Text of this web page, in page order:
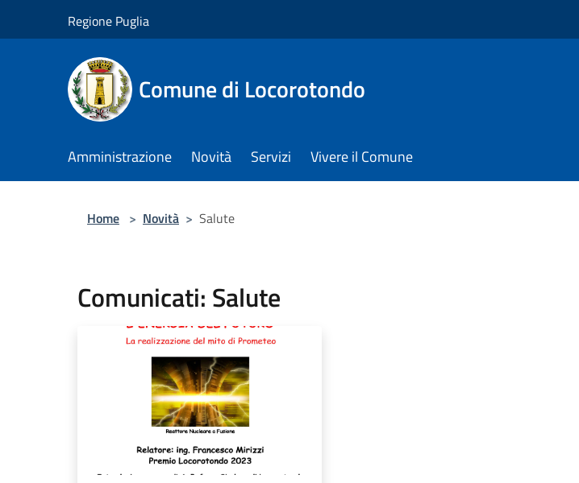
Regione Puglia
Comune di Locorotondo
Amministrazione Novità Servizi Vivere il Comune
Home > Novità > Salute
Comunicati: Salute